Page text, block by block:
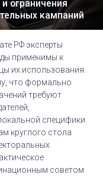
ограничения
кампаний
РФ эксперты
применимы к
их использования.
что формально
требуют
специфики.
круглого стола
советом